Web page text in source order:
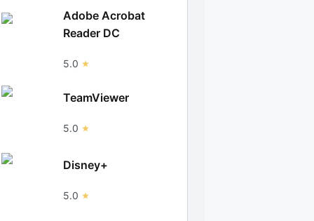
Adobe Acrobat
Reader DC
5.0
TeamViewer
5.0
Disney+
5.0